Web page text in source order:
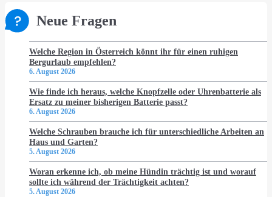
Neue Fragen
Welche Region in Österreich könnt ihr für einen ruhigen
Bergurlaub empfehlen?
6. August 2026
Wie finde ich heraus, welche Knopfzelle oder Uhrenbatterie als
Ersatz zu meiner bisherigen Batterie passt?
6. August 2026
Welche Schrauben brauche ich für unterschiedliche Arbeiten an
Haus und Garten?
5. August 2026
Woran erkenne ich, ob meine Hündin trächtig ist und worauf
sollte ich während der Trächtigkeit achten?
5. August 2026